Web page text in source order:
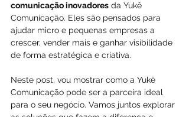
comunicação inovadores da Yukê
Comunicação. Eles são pensados para
ajudar micro e pequenas empresas a
crescer, vender mais e ganhar visibilidade
de forma estratégica e criativa.
Neste post, vou mostrar como a Yukê
Comunicação pode ser a parceira ideal
para o seu negócio. Vamos juntos explorar